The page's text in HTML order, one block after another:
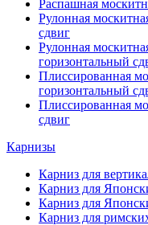
Распашная
Рулонная
сдвиг
Рулонная
горизонтальный
Плиссированная
горизонтальный
Плиссированная
сдвиг
Карнизы
Карниз для
Карниз для
Карниз для
Карниз для